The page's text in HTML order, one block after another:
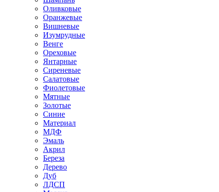
Оливковые
Оранжевые
Вишневые
Изумрудные
Венге
Ореховые
Янтарные
Сиреневые
Салатовые
Фиолетовые
Мятные
Золотые
Синие
Материал
МДФ
Эмаль
Акрил
Береза
Дерево
Дуб
ЛДСП